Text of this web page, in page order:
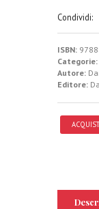
Condividi:
ISBN:
Categorie:
Autore:
Editore: